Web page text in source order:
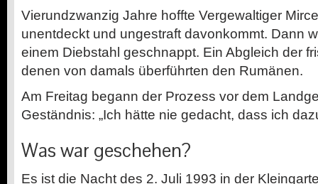
Vierundzwanzig Jahre hoffte Vergewaltiger
unentdeckt und ungestraft davonkommt. Dann
einem Diebstahl geschnappt. Ein Abgleich der
denen von damals überführten den Rumänen.
Am Freitag begann der Prozess vor dem
Geständnis: „Ich hätte nie gedacht, dass ich
Was war geschehen?
Es ist die Nacht des 2. Juli 1993 in der